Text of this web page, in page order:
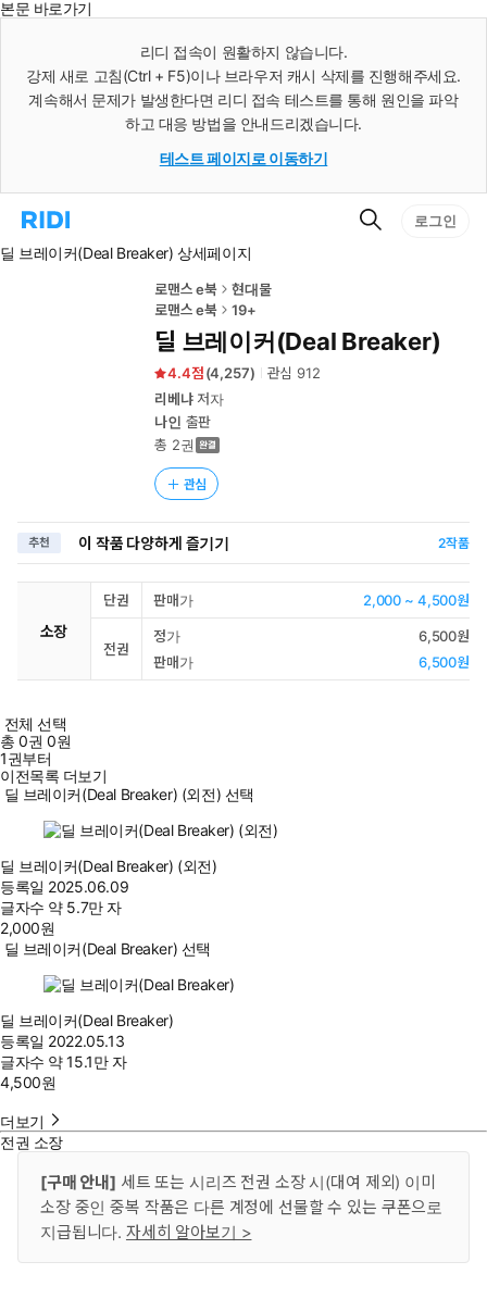
본문 바로가기
리디 접속이 원활하지 않습니다.
강제 새로 고침(Ctrl + F5)이나 브라우저 캐시 삭제를 진행해주세요.
계속해서 문제가 발생한다면 리디 접속 테스트를 통해 원인을 파악
하고 대응 방법을 안내드리겠습니다.
테스트 페이지로 이동하기
리
홈
검
로그인
딜 브레이커(Deal Breaker) 상세페이지
로맨스 e북
현대물
로맨스 e북
19+
딜 브레이커(Deal Breaker)
4.4 (4,257) 관심 912
리베냐저자
나인 출판
총 2권
관심
추천 이 작품 다양하게 즐기기 2작품
소장
단권 판매가 2,000 ~ 4,500원
전권
정가
6,500원
판매가
6,500원
전체 선택
총0권 0원
1권부터
이전목록 더보기
딜 브레이커(Deal Breaker) (외전) 선택
딜 브레이커(Deal Breaker) (외전)
등록일 2025.06.09
글자수 약 5.7만 자
2,000원
딜 브레이커(Deal Breaker) 선택
딜 브레이커(Deal Breaker)
등록일 2022.05.13
글자수 약 15.1만 자
4,500원
더보기
전권 소장
[구매 안내] 세트 또는 시리즈 전권 소장 시(대여 제외) 이미
소장 중인 중복 작품은 다른 계정에 선물할 수 있는 쿠폰으로
지급됩니다. 자세히 알아보기 >